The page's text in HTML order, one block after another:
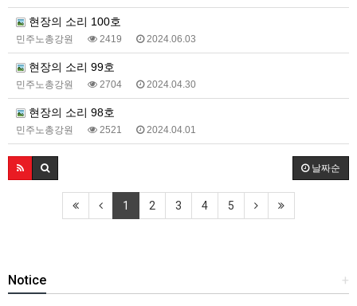
현장의 소리 100호
민주노총강원 2419 2024.06.03
현장의 소리 99호
민주노총강원 2704 2024.04.30
현장의 소리 98호
민주노총강원 2521 2024.04.01
날짜순
1 2 3 4 5
+
Notice